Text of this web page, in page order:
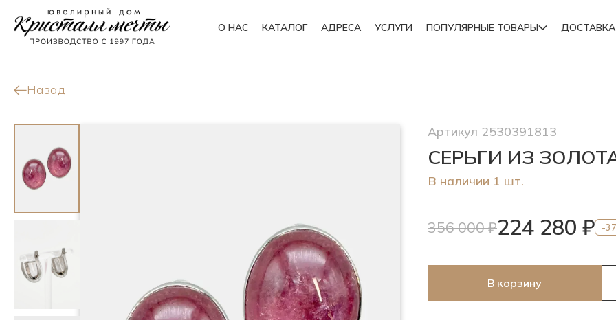
О НАС КАТАЛОГ АДРЕСА УСЛУГИ ПОПУЛЯРНЫЕ ТОВАРЫ ДОСТАВКА
Кольца
Колье Броши
Назад
Артикул 2530391813
СЕРЬГИ ИЗ
В наличии 1 шт.
356 000 ₽224 280 ₽ -
В корзину